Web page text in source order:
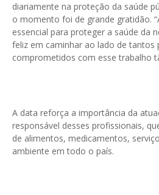
diariamente na proteção da saúde
o momento foi de grande gratidão.
essencial para proteger a saúde da
feliz em caminhar ao lado de tantos
comprometidos com esse trabalho
A data reforça a importância da
responsável desses profissionais,
de alimentos, medicamentos,
ambiente em todo o país.